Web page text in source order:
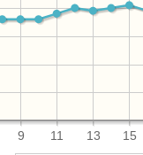
9 11 13 15